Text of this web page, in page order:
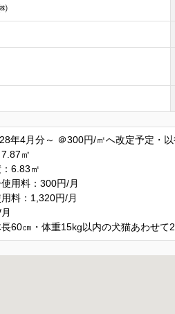
年4月分～ ＠300円/㎡へ改定予定・
㎡
6.83㎡
用料：300円/月
料：1,320円/月
60㎝・体重15kg以内の犬猫あわせて